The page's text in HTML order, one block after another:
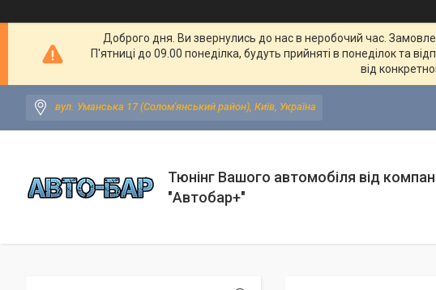
Доброго дня. Ви звернулись до нас в неробочий час.
П'ятниці до 09.00 понеділка, будуть прийняті в понеділок та
від
вул. Уманська 17 (Солом'янський район), Київ, Україна
Тюнінг Вашого автомобіля від
"Автобар+"